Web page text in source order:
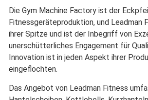
Die Gym Machine Factory ist der
Fitnessgeräteproduktion, und Leadman
ihrer Spitze und ist der Inbegriff von
unerschütterliches Engagement für
Innovation ist in jeden Aspekt ihrer
eingeflochten.
Das Angebot von Leadman Fitness